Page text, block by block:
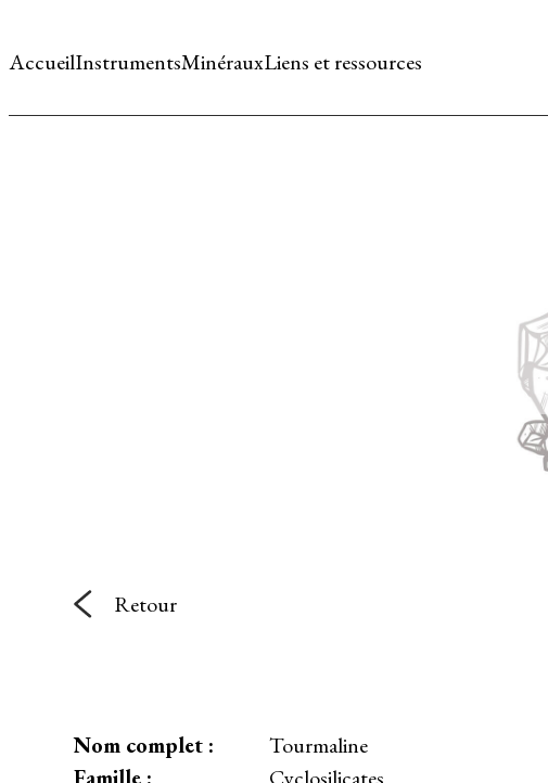
AccueilInstrumentsMinérauxLiens et ressources
Retour
Nom complet :
Tourmaline